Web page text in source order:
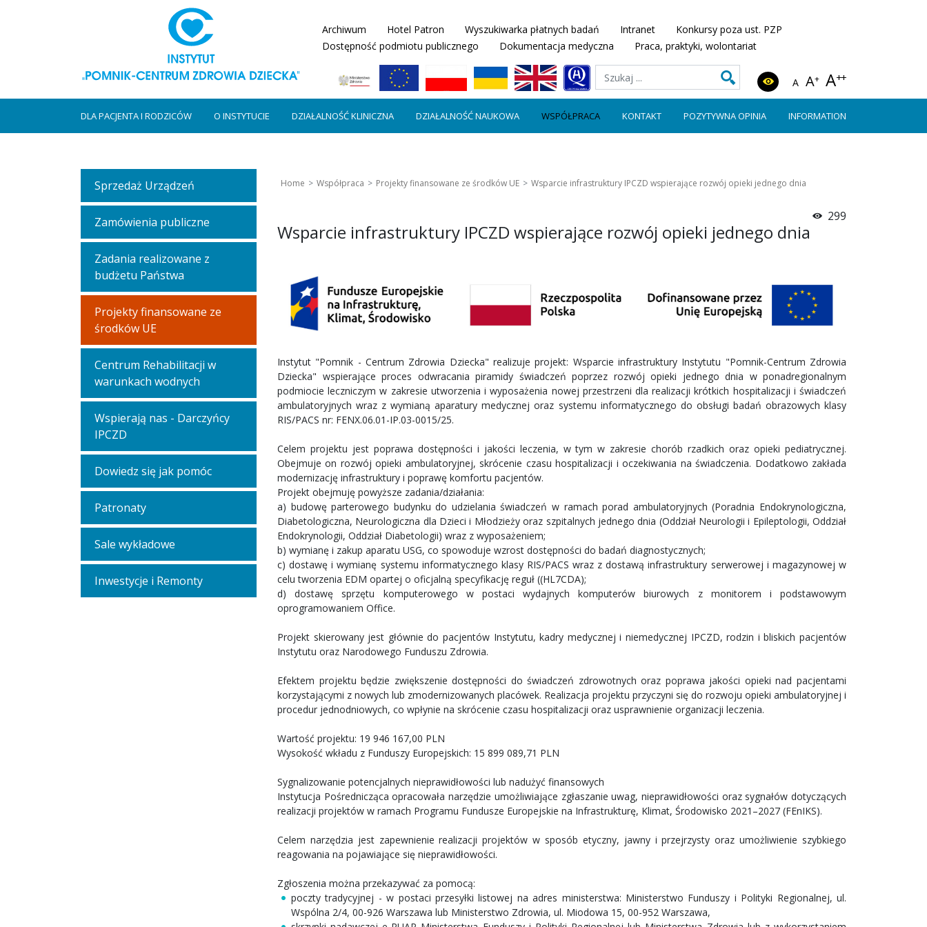
Archiwum Hotel Patron Wyszukiwarka płatnych badań Intranet
Konkursy poza ust. PZP
Dostępność podmiotu publicznego
Dokumentacja medyczna Praca, praktyki, wolontariat
A A+ A++
DLA PACJENTA I RODZICÓW O INSTYTUCIE DZIAŁALNOŚĆ KLINICZNA DZIAŁALNOŚĆ NAUKOWA WSPÓŁPRACA KONTAKT POZYTYWNA OPINIA INFORMATION
Sprzedaż Urządzeń
Zamówienia publiczne
Zadania realizowane z
budżetu Państwa
Projekty finansowane ze
środków UE
Centrum Rehabilitacji w
warunkach wodnych
Wspierają nas - Darczyńcy
IPCZD
Dowiedz się jak pomóc
Patronaty
Sale wykładowe
Inwestycje i Remonty
Home Współpraca Projekty finansowane ze środków UE Wsparcie infrastruktury IPCZD wspierające rozwój opieki jednego dnia
299
Wsparcie infrastruktury IPCZD wspierające rozwój opieki jednego dnia
Instytut "Pomnik - Centrum Zdrowia Dziecka" realizuje projekt: Wsparcie infrastruktury Instytutu "Pomnik-Centrum Zdrowia
Dziecka" wspierające proces odwracania piramidy świadczeń poprzez rozwój opieki jednego dnia w ponadregionalnym
podmiocie leczniczym w zakresie utworzenia i wyposażenia nowej przestrzeni dla realizacji krótkich hospitalizacji i świadczeń
ambulatoryjnych wraz z wymianą aparatury medycznej oraz systemu informatycznego do obsługi badań obrazowych klasy
RIS/PACS nr: FENX.06.01-IP.03-0015/25.
Celem projektu jest poprawa dostępności i jakości leczenia, w tym w zakresie chorób rzadkich oraz opieki pediatrycznej.
Obejmuje on rozwój opieki ambulatoryjnej, skrócenie czasu hospitalizacji i oczekiwania na świadczenia. Dodatkowo zakłada
modernizację infrastruktury i poprawę komfortu pacjentów.
Projekt obejmuję powyższe zadania/działania:
a) budowę parterowego budynku do udzielania świadczeń w ramach porad ambulatoryjnych (Poradnia Endokrynologiczna,
Diabetologiczna, Neurologiczna dla Dzieci i Młodzieży oraz szpitalnych jednego dnia (Oddział Neurologii i Epileptologii, Oddział
Endokrynologii, Oddział Diabetologii) wraz z wyposażeniem;
b) wymianę i zakup aparatu USG, co spowoduje wzrost dostępności do badań diagnostycznych;
c) dostawę i wymianę systemu informatycznego klasy RIS/PACS wraz z dostawą infrastruktury serwerowej i magazynowej w
celu tworzenia EDM opartej o oficjalną specyfikację reguł ((HL7CDA);
d) dostawę sprzętu komputerowego w postaci wydajnych komputerów biurowych z monitorem i podstawowym
oprogramowaniem Office.
Projekt skierowany jest głównie do pacjentów Instytutu, kadry medycznej i niemedycznej IPCZD, rodzin i bliskich pacjentów
Instytutu oraz Narodowego Funduszu Zdrowia.
Efektem projektu będzie zwiększenie dostępności do świadczeń zdrowotnych oraz poprawa jakości opieki nad pacjentami
korzystającymi z nowych lub zmodernizowanych placówek. Realizacja projektu przyczyni się do rozwoju opieki ambulatoryjnej i
procedur jednodniowych, co wpłynie na skrócenie czasu hospitalizacji oraz usprawnienie organizacji leczenia.
Wartość projektu: 19 946 167,00 PLN
Wysokość wkładu z Funduszy Europejskich: 15 899 089,71 PLN
Sygnalizowanie potencjalnych nieprawidłowości lub nadużyć finansowych
Instytucja Pośrednicząca opracowała narzędzie umożliwiające zgłaszanie uwag, nieprawidłowości oraz sygnałów dotyczących
realizacji projektów w ramach Programu Fundusze Europejskie na Infrastrukturę, Klimat, Środowisko 2021–2027 (FEnIKS).
Celem narzędzia jest zapewnienie realizacji projektów w sposób etyczny, jawny i przejrzysty oraz umożliwienie szybkiego
reagowania na pojawiające się nieprawidłowości.
Zgłoszenia można przekazywać za pomocą:
poczty tradycyjnej - w postaci przesyłki listowej na adres ministerstwa: Ministerstwo Funduszy i Polityki Regionalnej, ul.
Wspólna 2/4, 00-926 Warszawa lub Ministerstwo Zdrowia, ul. Miodowa 15, 00-952 Warszawa,